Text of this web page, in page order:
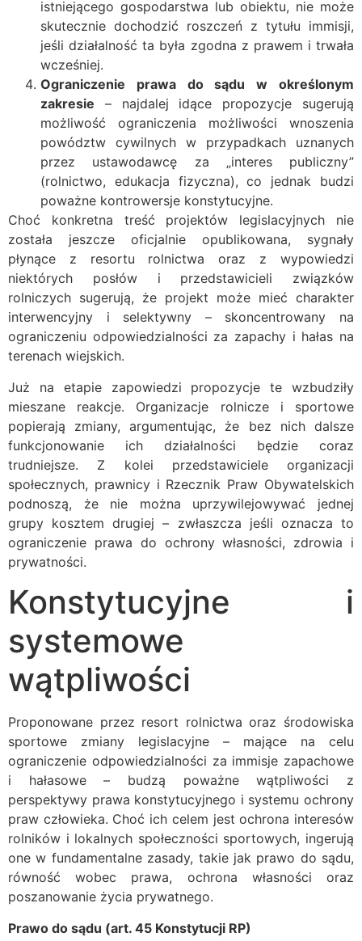
istniejącego gospodarstwa lub obiektu, nie może
skutecznie dochodzić roszczeń z tytułu immisji,
jeśli działalność ta była zgodna z prawem i trwała
wcześniej.
Ograniczenie prawa do sądu w określonym
zakresie – najdalej idące propozycje sugerują
możliwość ograniczenia możliwości wnoszenia
powództw cywilnych w przypadkach uznanych
przez ustawodawcę za „interes publiczny”
(rolnictwo, edukacja fizyczna), co jednak budzi
poważne kontrowersje konstytucyjne.
Choć konkretna treść projektów legislacyjnych nie
została jeszcze oficjalnie opublikowana, sygnały
płynące z resortu rolnictwa oraz z wypowiedzi
niektórych posłów i przedstawicieli związków
rolniczych sugerują, że projekt może mieć charakter
interwencyjny i selektywny – skoncentrowany na
ograniczeniu odpowiedzialności za zapachy i hałas na
terenach wiejskich.
Już na etapie zapowiedzi propozycje te wzbudziły
mieszane reakcje. Organizacje rolnicze i sportowe
popierają zmiany, argumentując, że bez nich dalsze
funkcjonowanie ich działalności będzie coraz
trudniejsze. Z kolei przedstawiciele organizacji
społecznych, prawnicy i Rzecznik Praw Obywatelskich
podnoszą, że nie można uprzywilejowywać jednej
grupy kosztem drugiej – zwłaszcza jeśli oznacza to
ograniczenie prawa do ochrony własności, zdrowia i
prywatności.
Konstytucyjne i
systemowe
wątpliwości
Proponowane przez resort rolnictwa oraz środowiska
sportowe zmiany legislacyjne – mające na celu
ograniczenie odpowiedzialności za immisje zapachowe
i hałasowe – budzą poważne wątpliwości z
perspektywy prawa konstytucyjnego i systemu ochrony
praw człowieka. Choć ich celem jest ochrona interesów
rolników i lokalnych społeczności sportowych, ingerują
one w fundamentalne zasady, takie jak prawo do sądu,
równość wobec prawa, ochrona własności oraz
poszanowanie życia prywatnego.
Prawo do sądu (art. 45 Konstytucji RP)